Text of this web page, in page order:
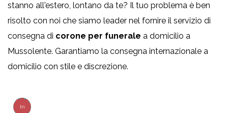
stanno all'estero, lontano da te? Il tuo problema è ben
risolto con noi che siamo leader nel fornire il servizio di
consegna di corone per funerale a domicilio a
Mussolente. Garantiamo la consegna internazionale a
domicilio con stile e discrezione.
In